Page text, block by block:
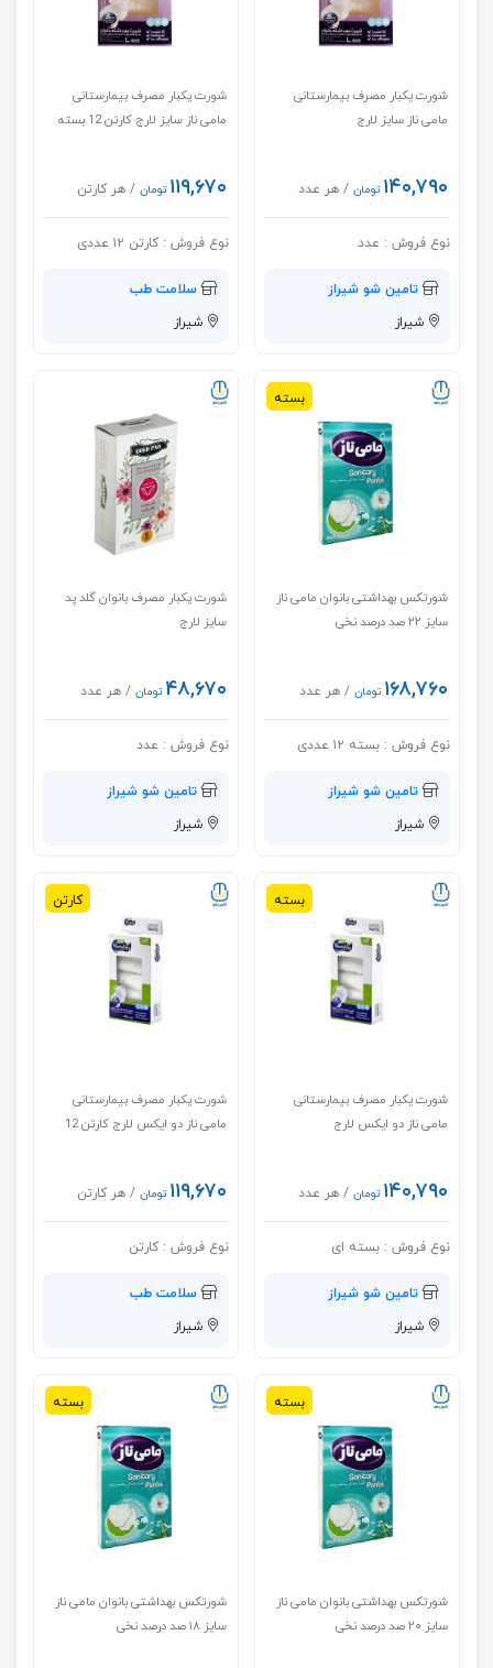
شورت یکبار مصرف بیمارستانی
مامی ناز سایز لارج
۱۴۰,۷۹۰ تومان / هر عدد
نوع فروش : عدد
تامین شو شیراز
شیراز
شورت یکبار مصرف بیمارستانی
مامی ناز سایز لارج کارتن 12 بسته
۱۱۹,۶۷۰ تومان / هر کارتن
نوع فروش : کارتن ۱۲ عددی
سلامت طب
شیراز
بسته
شورتکس بهداشتی بانوان مامی ناز
سایز ۲۲ صد درصد نخی
۱۶۸,۷۶۰ تومان / هر عدد
نوع فروش : بسته ۱۲ عددی
تامین شو شیراز
شیراز
شورت یکبار مصرف بانوان گلد پد
سایز لارج
۴۸,۶۷۰ تومان / هر عدد
نوع فروش : عدد
تامین شو شیراز
شیراز
بسته
شورت یکبار مصرف بیمارستانی
مامی ناز دو ایکس لارج
۱۴۰,۷۹۰ تومان / هر عدد
نوع فروش : بسته ای
تامین شو شیراز
شیراز
کارتن
شورت یکبار مصرف بیمارستانی
مامی ناز دو ایکس لارج کارتن 12
۱۱۹,۶۷۰ تومان / هر کارتن
نوع فروش : کارتن
سلامت طب
شیراز
بسته
شورتکس بهداشتی بانوان مامی ناز
سایز ۲۰ صد درصد نخی
بسته
شورتکس بهداشتی بانوان مامی ناز
سایز ۱۸ صد درصد نخی